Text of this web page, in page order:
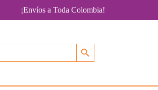
¡Envíos a Toda Colombia!
Botón de búsqueda